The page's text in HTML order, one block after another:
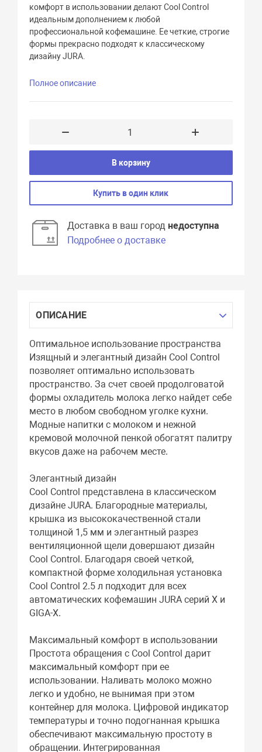
комфорт в использовании делают Cool Control
идеальным дополнением к любой
профессиональной кофемашине. Ее четкие, строгие
формы прекрасно подходят к классическому
дизайну JURA.
Полное описание
В корзину
Купить в один клик
Доставка в ваш городнедоступна
Подробнее о доставке
ОПИСАНИЕ
Оптимальное использование пространства
Изящный и элегантный дизайн Cool Control
позволяет оптимально использовать
пространство. За счет своей продолговатой
формы охладитель молока легко найдет себе
место в любом свободном уголке кухни.
Модные напитки с молоком и нежной
кремовой молочной пенкой обогатят палитру
вкусов даже на рабочем месте.
Элегантный дизайн
Cool Control представлена в классическом
дизайне JURA. Благородные материалы,
крышка из высококачественной стали
толщиной 1,5 мм и элегантный разрез
вентиляционной щели довершают дизайн
Cool Control. Благодаря своей четкой,
компактной форме холодильная установка
Cool Control 2.5 л подходит для всех
автоматических кофемашин JURA серий X и
GIGA-X.
Максимальный комфорт в использовании
Простота обращения с Cool Control дарит
максимальный комфорт при ее
использовании. Наливать молоко можно
легко и удобно, не вынимая при этом
контейнер для молока. Цифровой индикатор
температуры и точно подогнанная крышка
обеспечивают максимальную простоту в
обращении. Интегрированная